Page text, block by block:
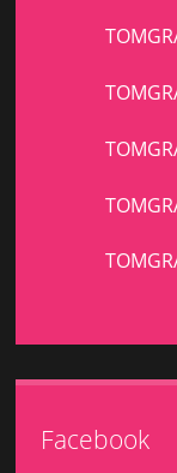
Facebook